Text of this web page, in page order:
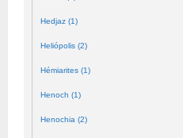
Hedjaz (1)
Heliópolis (2)
Hémiarites (1)
Henoch (1)
Henochia (2)